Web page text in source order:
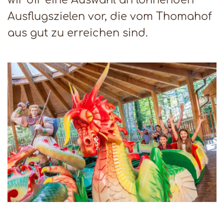
Ausflugszielen vor, die vom Thomahof
aus gut zu erreichen sind.